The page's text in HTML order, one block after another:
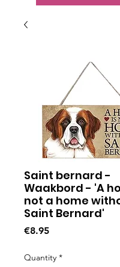
Saint bernard -
Waakbord - 'A
not a home
Saint Bernard'
€8.95Price
Quantity *